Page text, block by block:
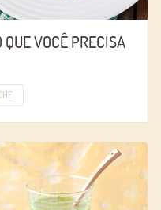
VOCÊ PRECISA